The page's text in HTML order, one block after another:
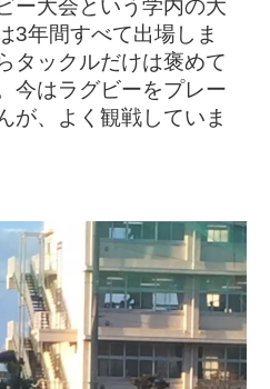
ー大会という学内の大
3年間すべて出場しま
タックルだけは褒めて
今はラグビーをプレー
が、よく観戦していま